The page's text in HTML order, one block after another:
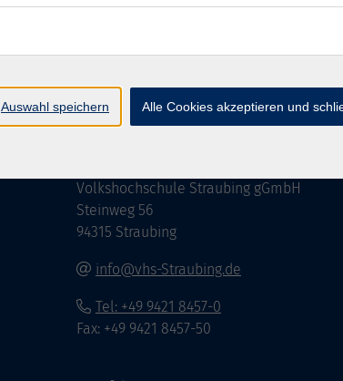
Volkshochschule Straubing gGmbH
Steinweg 56
94315 Straubing
info@vhs-Straubing.de
Tel: +49 9421 8457-0
Fax: +49 9421 8457-50
Auswahl speichern Alle Cookies akzeptieren und